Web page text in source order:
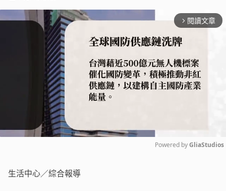
arrow_forward_ios 閱讀文章
Powered by GliaStudios
生活中心／綜合報導